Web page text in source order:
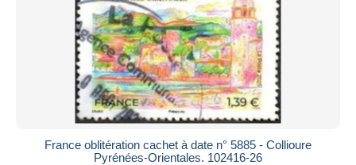
France oblitération cachet à date n° 5885 - Collioure
Pyrénées-Orientales. 102416-26